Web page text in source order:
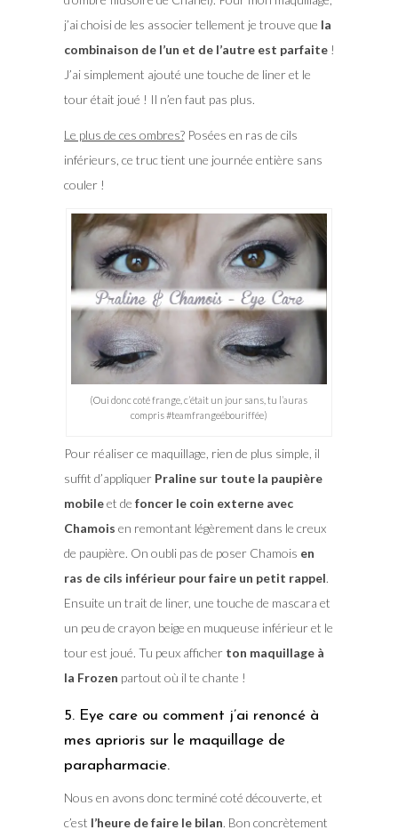
j’ai choisi de les associer tellement je trouve que la
combinaison de l’un et de l’autre est parfaite!
J’ai simplement ajouté une touche de liner et le
tour était joué ! Il n’en faut pas plus.
Le plus de ces ombres?Posées en ras de cils
inférieurs, ce truc tient une journée entière sans
couler !
(Oui donc coté frange, c’était un jour sans, tu l’auras
compris #teamfrangeébouriffée)
Pour réaliser ce maquillage, rien de plus simple, il
suffit d’appliquer Praline sur toute la paupière
mobileet de foncer le coin externe avec
Chamois en remontant légèrement dans le creux
de paupière. On oubli pas de poser Chamois en
ras de cils inférieur pour faire un petit rappel.
Ensuite un trait de liner, une touche de mascara et
un peu de crayon beige en muqueuse inférieur et le
tour est joué. Tu peux afficher ton maquillage à
la Frozen partout où il te chante !
5. Eye care ou comment j’ai renoncé à
mes aprioris sur le maquillage de
parapharmacie.
Nous en avons donc terminé coté découverte, et
c’est l’heure de faire le bilan. Bon concrètement